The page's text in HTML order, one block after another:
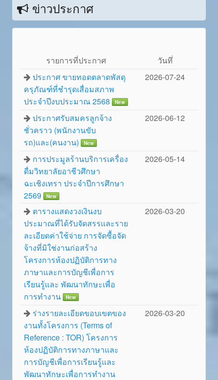
ข่าวประกาศ
รายการที่ประกาศ
วันทึ่
ประกาศ ขายทอดตลาดพัสดุ
ครุภัณฑ์ที่ชำรุดเสื่อมสภาพ
ประจำปีงบประมาณ 2568
New
2026-07-24
ประกาศรับสมครลูกจ้าง
ชั่วคราว (พนักงานขับ
รถ)และ(คนงาน)
New
2026-06-12
การประมูลร้านบริการเครื่อง
ดื่มวิทยาลัยอาชีวศึกษา
ฉะเชิงเทรา ประจำปีการศึกษา
2569
New
2026-05-14
ตารางแสดงวงเงินงบ
ประมาณที่ได้รับจัดสรรและราย
ละเอียดค่าใช้จ่าย การจัดซื้อจัด
จ้างที่มิใช่งานก่อสร้าง
โครงการห้องปฏิบัติการทาง
ภาษาและการบัญชีเพื่อการ
เรียนรู้และ พัฒนาทักษะเพื่อ
การทำงาน
New
2026-03-20
ร่างรายละเอียดขอบเขตของ
งานทั้งโครงการ (Terms of
Reference : TOR) โครงการ
ห้องปฏิบัติการทางภาษาและ
การบัญชีเพื่อการเรียนรู้และ
พัฒนาทักษะเพื่อการทำงาน
2026-03-20